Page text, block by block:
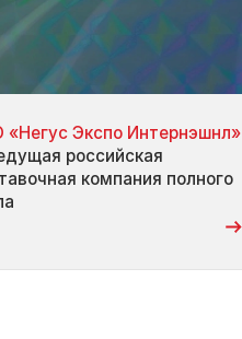
Экспо Интернэшнл»
российская
компания полного